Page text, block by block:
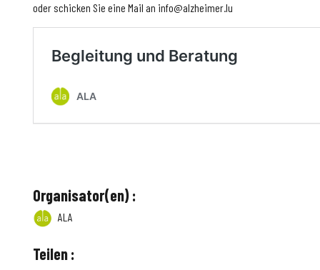
oder schicken Sie eine Mail an info@alzheimer.lu
Organisator(en) :
ALA
Teilen :